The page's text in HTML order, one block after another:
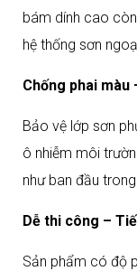
bám dính cao
hệ thống sơn
Chống phai màu
Bảo vệ lớp sơn
ô nhiễm môi
như ban đầu
Dễ thi công –
Sản phẩm có độ